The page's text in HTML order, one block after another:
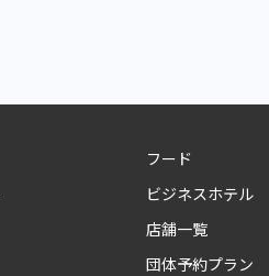
フード
ビジネスホテル
店舗一覧
団体予約プラン